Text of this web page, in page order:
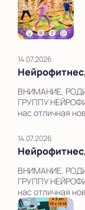
14.07.2026
ВНИМАНИЕ,
ГРУППУ
нас отличная
14.07.2026
ВНИМАНИЕ,
ГРУППУ
нас отличная